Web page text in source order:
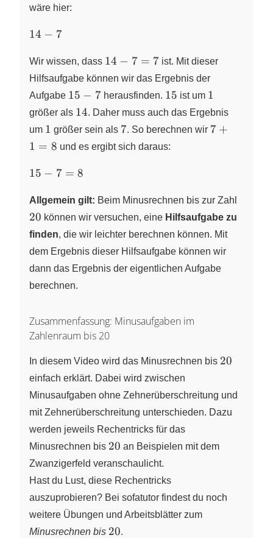
wäre hier:
14-
14 − 7
Wir wissen, dass 14-
7=7
14 − 7 = 7 ist. Mit dieser
Hilfsaufgabe können wir das Ergebnis der
Aufgabe 15-
7
15 − 7herausfinden. 15
15 ist um 1
1
größer als 14
14. Daher muss auch das Ergebnis
um 1
1 größer sein als 7
7. So berechnen wir 7+1=8
7 +
1 = 8 und es ergibt sich daraus:
15-
15 − 7 = 8
Allgemein gilt: Beim Minusrechnen bis zur Zahl
20 können wir versuchen, eine Hilfsaufgabe zu
finden, die wir leichter berechnen können. Mit
dem Ergebnis dieser Hilfsaufgabe können wir
dann das Ergebnis der eigentlichen Aufgabe
berechnen.
Zusammenfassung: Minusaufgaben im
Zahlenraum bis 20
In diesem Video wird das Minusrechnen bis 20
20
einfach erklärt. Dabei wird zwischen
Minusaufgaben ohne Zehnerüberschreitung und
mit Zehnerüberschreitung unterschieden. Dazu
werden jeweils Rechentricks für das
Minusrechnen bis 20
20 an Beispielen mit dem
Zwanzigerfeld veranschaulicht.
Hast du Lust, diese Rechentricks
auszuprobieren? Bei sofatutor findest du noch
weitere Übungen und Arbeitsblätter zum
Minusrechnen bis 20
20.